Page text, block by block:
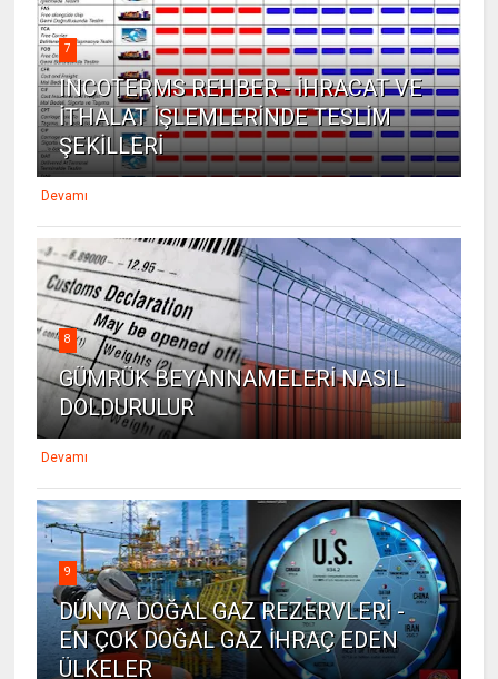
7
INCOTERMS REHBER - İHRACAT VE
İTHALAT İŞLEMLERİNDE TESLİM
ŞEKİLLERİ
Devamı
8
GÜMRÜK BEYANNAMELERİ NASIL
DOLDURULUR
Devamı
9
DÜNYA DOĞAL GAZ REZERVLERİ -
EN ÇOK DOĞAL GAZ İHRAÇ EDEN
ÜLKELER